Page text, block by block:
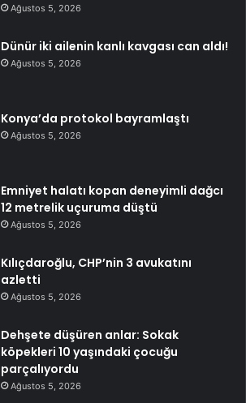
Ağustos 5, 2026
Dünür iki ailenin kanlı kavgası can aldı!
Ağustos 5, 2026
Konya’da protokol bayramlaştı
Ağustos 5, 2026
Emniyet halatı kopan deneyimli dağcı
12 metrelik uçuruma düştü
Ağustos 5, 2026
Kılıçdaroğlu, CHP’nin 3 avukatını
azletti
Ağustos 5, 2026
Dehşete düşüren anlar: Sokak
köpekleri 10 yaşındaki çocuğu
parçalıyordu
Ağustos 5, 2026